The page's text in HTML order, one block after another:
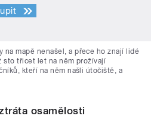
na mapě nenašel, a přece ho znají lidé
sto třicet let na něm prožívají
kteří na něm našli útočiště, a
osamělosti